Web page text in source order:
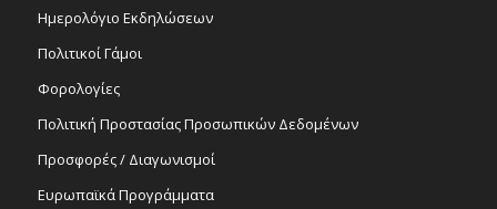
Ημερολόγιο Εκδηλώσεων
Πολιτικοί Γάμοι
Φορολογίες
Πολιτική Προστασίας Προσωπικών Δεδομένων
Προσφορές / Διαγωνισμοί
Ευρωπαϊκά Προγράμματα